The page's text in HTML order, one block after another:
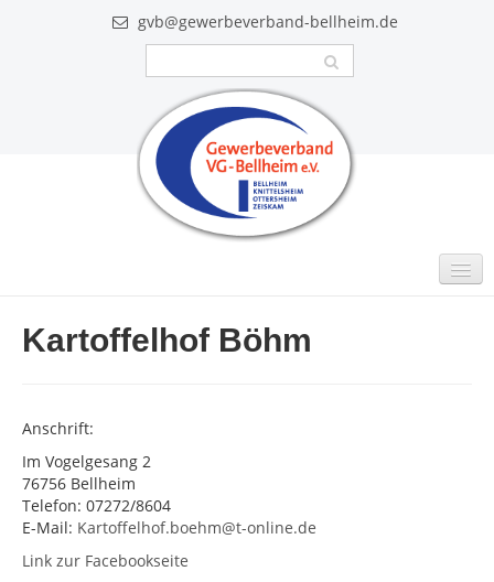
gvb@gewerbeverband-bellheim.de
MITGLIEDER
AKTUELLES
KONTAKT
Impressum
Kartoffelhof Böhm
Anschrift:
Im Vogelgesang 2
76756 Bellheim
Telefon: 07272/8604
E-Mail: Kartoffelhof.boehm@t-online.de
Link zur Facebookseite